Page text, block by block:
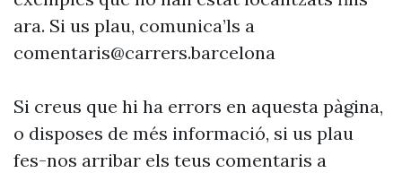
ara. Si us plau, comunica’ls a
comentaris@carrers.barcelona
Si creus que hi ha errors en aquesta pàgina,
o disposes de més informació, si us plau
fes-nos arribar els teus comentaris a